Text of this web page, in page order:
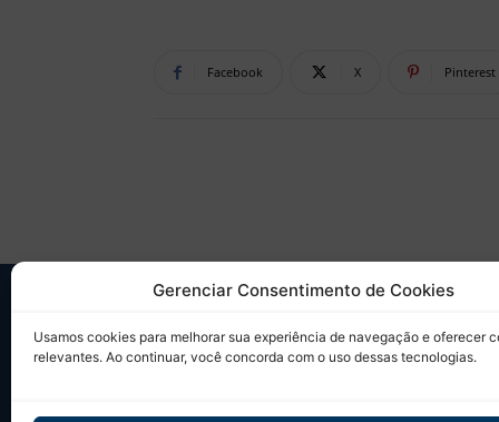
Gerenciar Consentimento de Cookies
Usamos cookies para melhorar sua experiência de navegação e oferecer
relevantes. Ao continuar, você concorda com o uso dessas tecnologias.
Facebook X Pinterest